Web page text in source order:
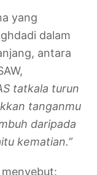
yang
dalam
antara
tatkala turun
tanganmu
daripada
kematian.”